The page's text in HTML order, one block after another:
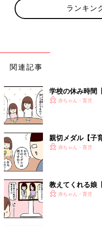
ランキン
関連記事
学校の休み時間
赤ちゃん・育児
親切メダル【子
赤ちゃん・育児
教えてくれる娘
赤ちゃん・育児